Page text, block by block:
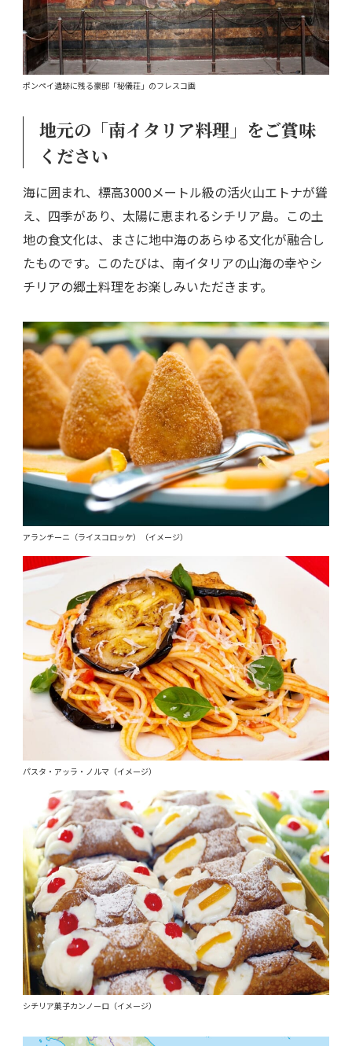
ポンペイ遺跡に残る豪邸「秘儀荘」のフレスコ画
地元の「南イタリア料理」をご賞味
ください
海に囲まれ、標高3000メートル級の活火山エトナが聳
え、四季があり、太陽に恵まれるシチリア島。この土
地の食文化は、まさに地中海のあらゆる文化が融合し
たものです。このたびは、南イタリアの山海の幸やシ
チリアの郷土料理をお楽しみいただきます。
アランチーニ（ライスコロッケ）（イメージ）
パスタ・アッラ・ノルマ（イメージ）
シチリア菓子カンノーロ（イメージ）